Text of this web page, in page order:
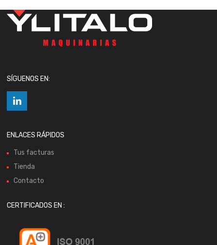
SÍGUENOS EN:
ENLACES RÁPIDOS
Tus facturas
Tienda
Contacto
CERTIFICADOS EN :